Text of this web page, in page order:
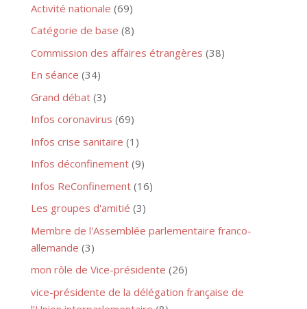
Activité nationale (69)
Catégorie de base (8)
Commission des affaires étrangères (38)
En séance (34)
Grand débat(3)
Infos coronavirus (69)
Infos crise sanitaire (1)
Infos déconfinement(9)
Infos ReConfinement(16)
Les groupes d'amitié (3)
Membre de l'Assemblée parlementaire franco-
allemande (3)
mon rôle de Vice-présidente (26)
vice-présidente de la délégation française de